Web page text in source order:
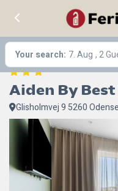
Your search: 7. Aug , 2
Aiden By
Glisholmvej 9 5260